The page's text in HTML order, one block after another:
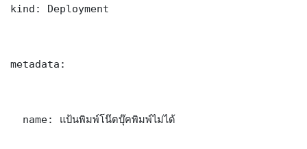
kind: Deployment
metadata:
  name: แป้นพิมพ์โน๊ตบุ๊คพิมพ์ไม่ได้